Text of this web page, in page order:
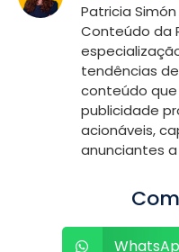
Patricia
Conteúdo da
tendências
conteúdo
publicidade
acionáveis,
anunciantes